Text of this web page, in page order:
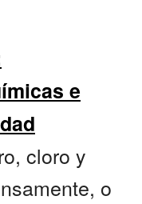
e
cloro y
o